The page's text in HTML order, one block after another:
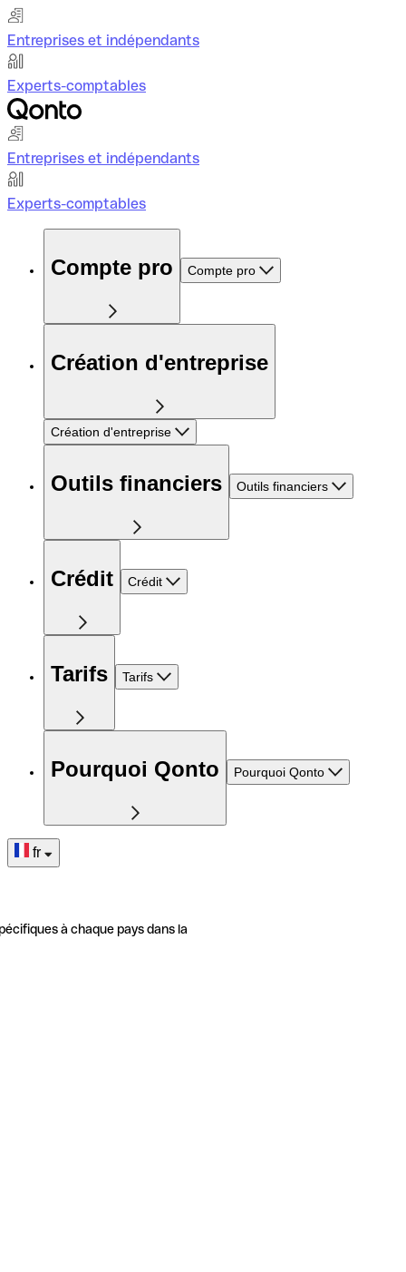
Entreprises et indépendants
Experts-comptables
Entreprises et indépendants
Experts-comptables
Compte pro Compte pro
Création d'entreprise
Création d'entreprise
Outils financiers Outils financiers
Crédit Crédit
Tarifs Tarifs
Pourquoi Qonto Pourquoi Qonto
fr
à chaque pays dans la